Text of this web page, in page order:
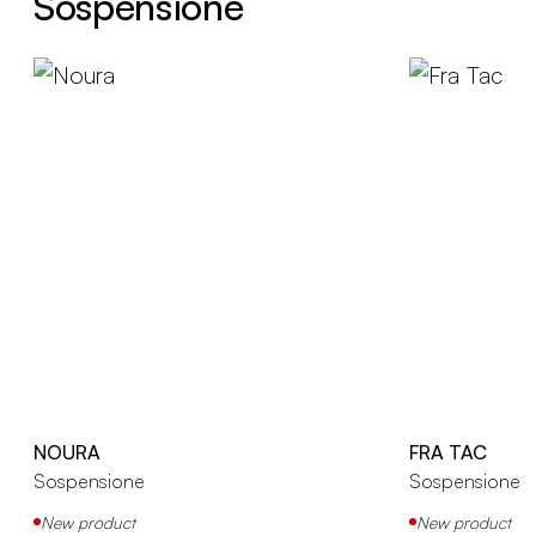
NOURA
Sospensione
New product
FRA TAC
Sospensione
New product